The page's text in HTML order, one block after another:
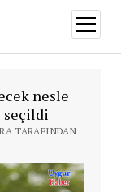
aç
nesle
seçildi
TARAFINDAN